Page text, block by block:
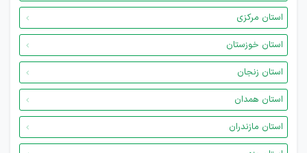
استان مرکزی
استان خوزستان
استان زنجان
استان همدان
استان مازندران